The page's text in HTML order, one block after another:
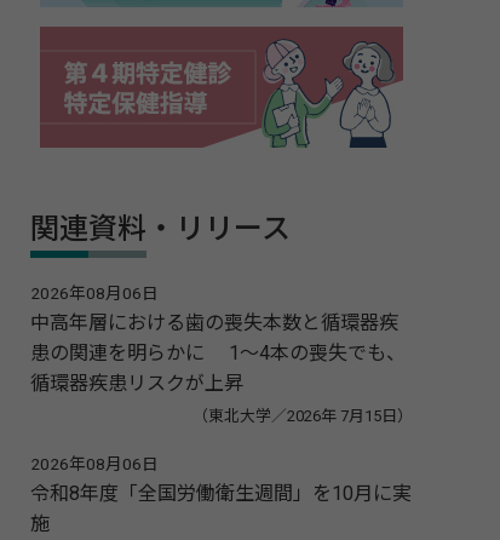
関連資料・リリース
2026年08月06日
中高年層における歯の喪失本数と循環器疾
患の関連を明らかに 1～4本の喪失でも、
循環器疾患リスクが上昇
（東北大学／2026年 7月15日）
2026年08月06日
令和8年度「全国労働衛生週間」を10月に実
施